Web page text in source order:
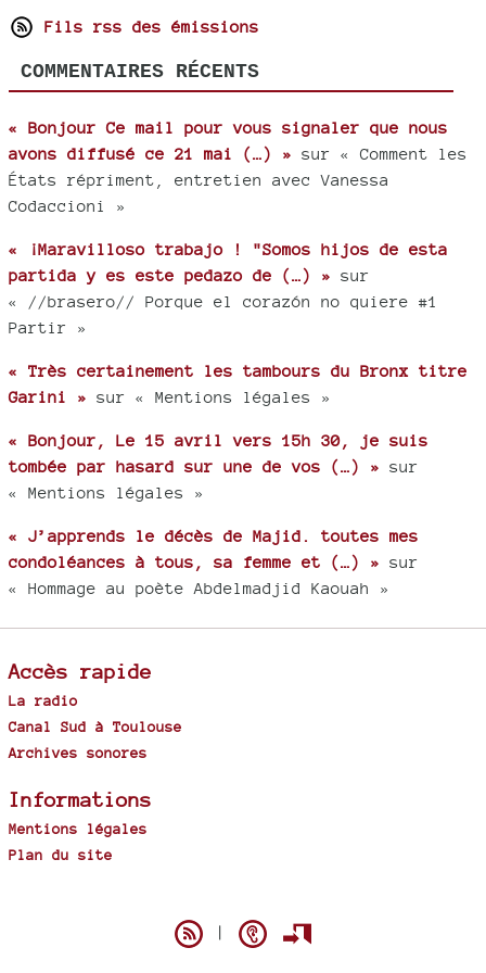
Fils rss des émissions
COMMENTAIRES RÉCENTS
« Bonjour Ce mail pour vous signaler que nous
avons diffusé ce 21 mai (…) » sur « Comment les
États répriment, entretien avec Vanessa
Codaccioni »
« ¡Maravilloso trabajo ! "Somos hijos de esta
partida y es este pedazo de (…) » sur
« //brasero// Porque el corazón no quiere #1
Partir »
« Très certainement les tambours du Bronx titre
Garini » sur « Mentions légales »
« Bonjour, Le 15 avril vers 15h 30, je suis
tombée par hasard sur une de vos (…) » sur
« Mentions légales »
« J’apprends le décès de Majid. toutes mes
condoléances à tous, sa femme et (…) » sur
« Hommage au poète Abdelmadjid Kaouah »
Accès rapide
La radio
Canal Sud à Toulouse
Archives sonores
Informations
Mentions légales
Plan du site
|